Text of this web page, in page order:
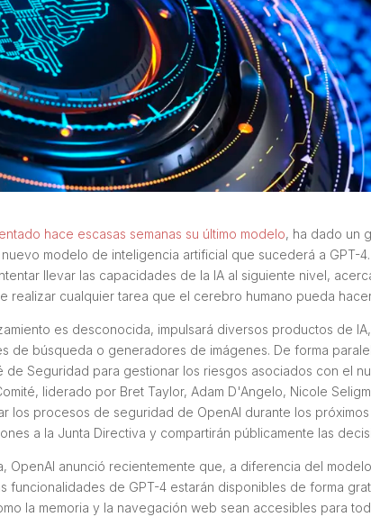
hace escasas semanas su último modelo, ha dado un
modelo de inteligencia artificial que sucederá a GPT-
llevar las capacidades de la IA al siguiente nivel,
realizar cualquier tarea que el cerebro humano pueda
es desconocida, impulsará diversos productos de
de búsqueda o generadores de imágenes. De forma
de Seguridad para gestionar los riesgos asociados con el
liderado por Bret Taylor, Adam D'Angelo, Nicole
los procesos de seguridad de OpenAI durante los próximos
a la Junta Directiva y compartirán públicamente las
OpenAI anunció recientemente que, a diferencia del
funcionalidades de GPT-4 estarán disponibles de forma
la memoria y la navegación web sean accesibles para